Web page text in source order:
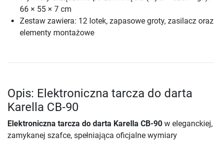
66 × 55 × 7 cm
Zestaw zawiera: 12 lotek, zapasowe groty, zasilacz oraz
elementy montażowe
Opis: Elektroniczna tarcza do darta
Karella CB-90
Elektroniczna tarcza do darta Karella CB-90 w eleganckiej,
zamykanej szafce, spełniająca oficjalne wymiary